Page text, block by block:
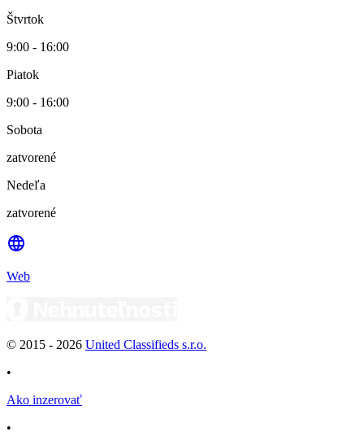
Štvrtok
9:00 - 16:00
Piatok
9:00 - 16:00
Sobota
zatvorené
Nedeľa
zatvorené
Web
© 2015 - 2026 United Classifieds s.r.o.
•
Ako inzerovať
•